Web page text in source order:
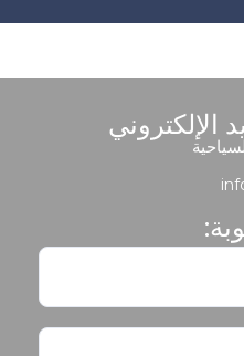
الإلكتروني